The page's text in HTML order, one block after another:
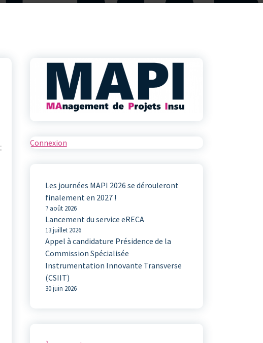
Connexion
Les journées MAPI 2026 se dérouleront
finalement en 2027 !
7 août 2026
Lancement du service eRECA
13 juillet 2026
Appel à candidature Présidence de la
Commission Spécialisée
Instrumentation Innovante Transverse
(CSIIT)
30 juin 2026